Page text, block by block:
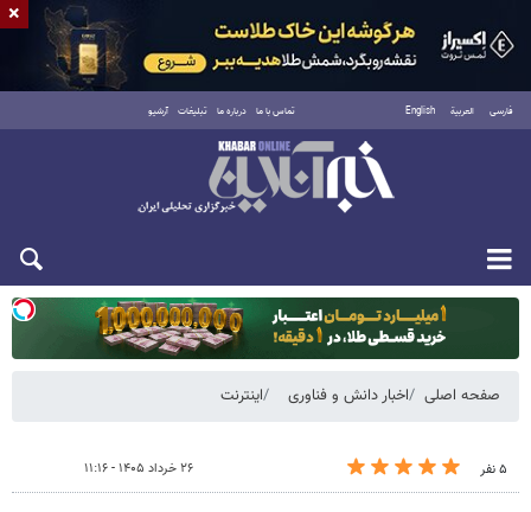
فارسی العربية English تماس با ما درباره ما تبلیغات آرشیو
یکشنبه ۱۸ مرداد ۱۴۰۵
صفحه اصلی اخبار دانش و فناوری اینترنت
۵ نفر ۲۶ خرداد ۱۴۰۵ - ۱۱:۱۶
×